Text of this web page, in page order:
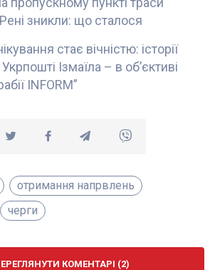
зникли: що сталося
стає вічністю: історії
Ізмаїла – в об’єктиві
INFORM”
отримання напрвлень
черги
КОМЕНТАРІ (2)